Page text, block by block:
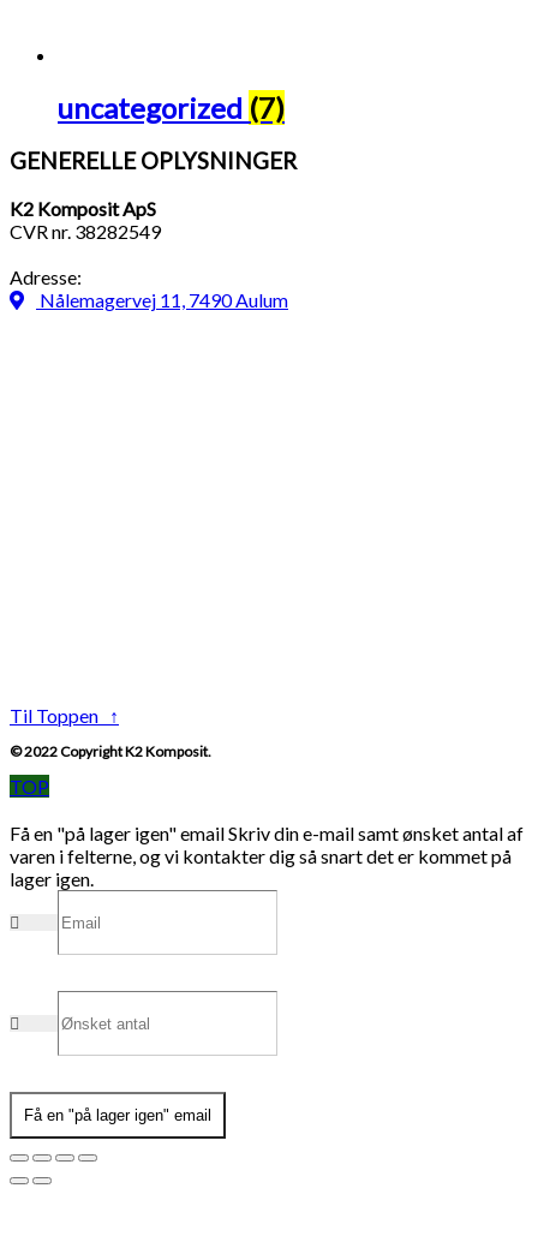
uncategorized (7)
GENERELLE OPLYSNINGER
K2 Komposit ApS
CVR nr. 38282549
Adresse:
Nålemagervej 11, 7490 Aulum
Til Toppen ↑
© 2022 Copyright K2 Komposit.
TOP
Få en "på lager igen" emailSkriv din e-mail samt ønsket antal af
varen i felterne, og vi kontakter dig så snart det er kommet på
lager igen.
Få en "på lager igen" email